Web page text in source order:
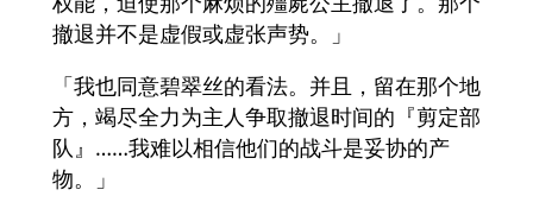
撤退并不是虚假或虚张声势。」
「我也同意碧翠丝的看法。并且，留在那个地
方，竭尽全力为主人争取撤退时间的『剪定部
队』……我难以相信他们的战斗是妥协的产
物。」